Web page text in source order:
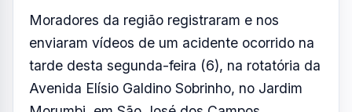
ocorrências frequentes há anos, o que gera
constantes reclamações sobre a segurança
no local.
Equipes da Polícia Militar foram acionadas